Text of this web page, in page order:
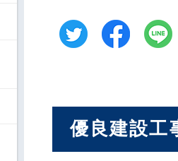
優良建設工